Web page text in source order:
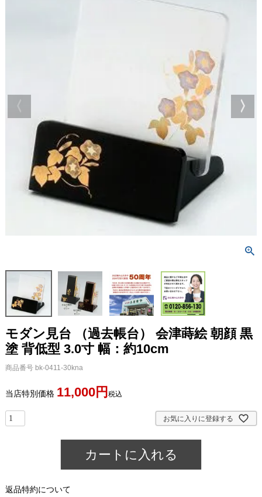
モダン見台 （過去帳台） 会津蒔絵 朝顔 黒
塗 背低型 3.0寸 幅：約10cm
商品番号 bk-0411-30kna
当店特別価格 11,000 税込
お気に入りに登録する
カートに入れる
返品特約について